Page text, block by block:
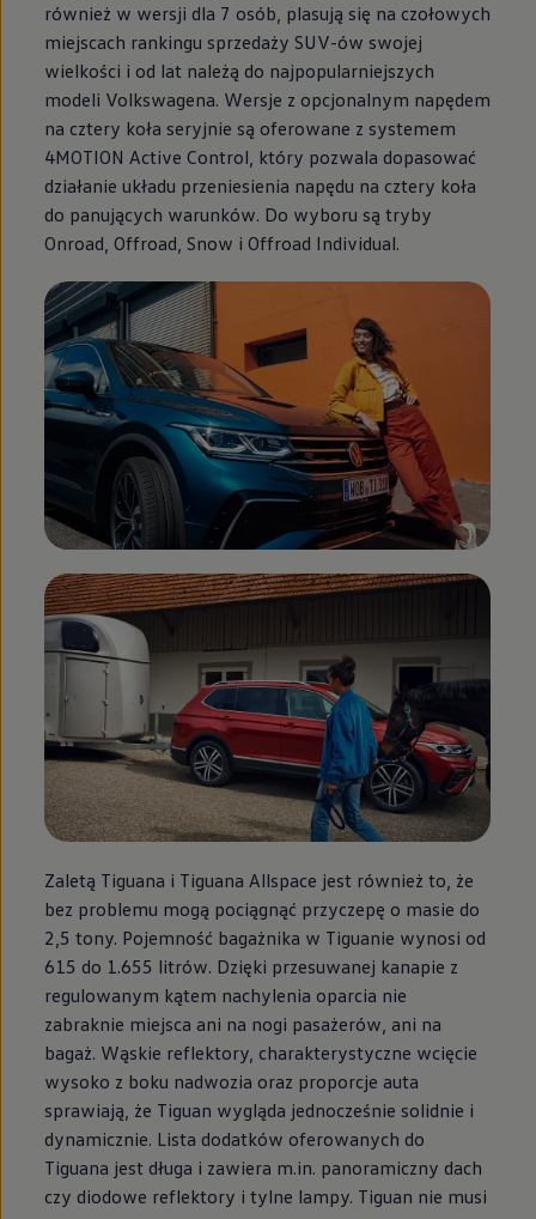
również w wersji dla 7 osób, plasują się na czołowych
miejscach rankingu sprzedaży SUV-ów swojej
wielkości i od lat należą do najpopularniejszych
modeli Volkswagena. Wersje z opcjonalnym napędem
na cztery koła seryjnie są oferowane z systemem
4MOTION Active Control, który pozwala dopasować
działanie układu przeniesienia napędu na cztery koła
do panujących warunków. Do wyboru są tryby
Onroad, Offroad, Snow i Offroad Individual.
Zaletą Tiguana i Tiguana Allspace jest również to, że
bez problemu mogą pociągnąć przyczepę o masie do
2,5 tony. Pojemność bagażnika w Tiguanie wynosi od
615 do 1.655 litrów. Dzięki przesuwanej kanapie z
regulowanym kątem nachylenia oparcia nie
zabraknie miejsca ani na nogi pasażerów, ani na
bagaż. Wąskie reflektory, charakterystyczne wcięcie
wysoko z boku nadwozia oraz proporcje auta
sprawiają, że Tiguan wygląda jednocześnie solidnie i
dynamicznie. Lista dodatków oferowanych do
Tiguana jest długa i zawiera m.in. panoramiczny dach
czy diodowe reflektory i tylne lampy. Tiguan nie musi